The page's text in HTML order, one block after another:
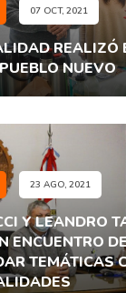
07 OCT, 2021
REALIZÓ
NUEVO
23 AGO, 2021
Y LEANDRO
ENCUENTRO
TEMÁTICAS